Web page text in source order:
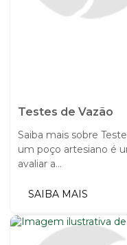
Testes de Vazão
Saiba mais sobre
um poço artesiano é
avaliar a...
SAIBA MAIS